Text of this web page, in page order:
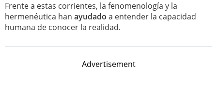
Frente a estas corrientes, la fenomenología y la
hermenéutica han ayudado a entender la capacidad
humana de conocer la realidad.
Advertisement